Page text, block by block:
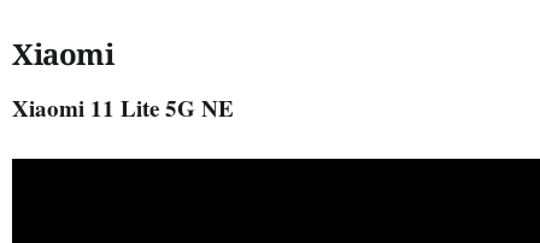
Xiaomi
Xiaomi 11 Lite 5G NE